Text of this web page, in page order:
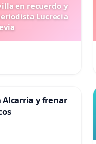
en recuerdo y
Lucrecia
y frenar